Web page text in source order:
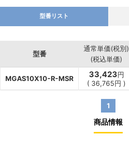
型番リスト
型番
通常単価(税別)
(税込単価)
MGAS10X10-R-MSR 33,423円
( 36,765円 )
1
商品情報